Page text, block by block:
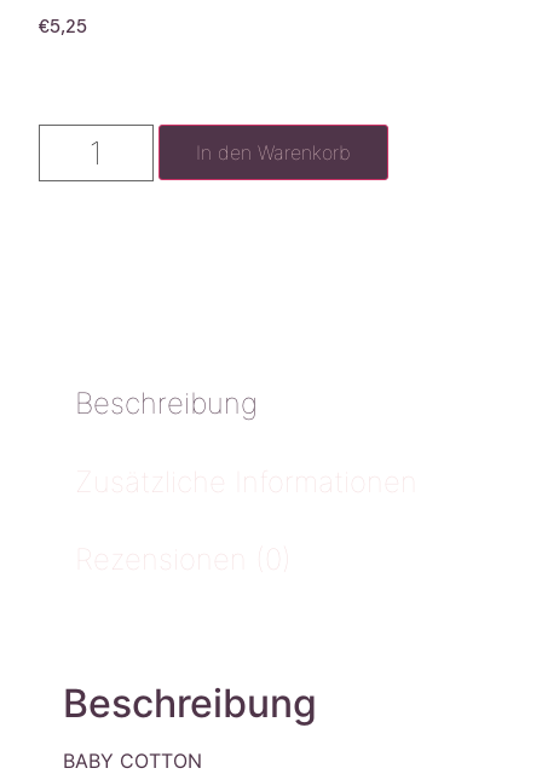
€5,25
In den Warenkorb
Beschreibung
Zusätzliche Informationen
Rezensionen (0)
Beschreibung
BABY COTTON